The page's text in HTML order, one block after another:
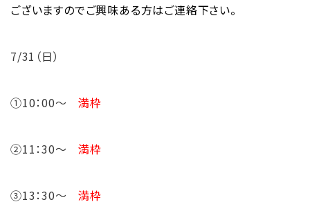
ございますのでご興味ある方はご連絡下さい。
7/31（日）
①10：00～満枠
②11：30～満枠
③13：30～満枠